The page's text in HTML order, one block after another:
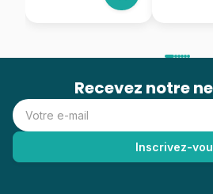
Recevez notre